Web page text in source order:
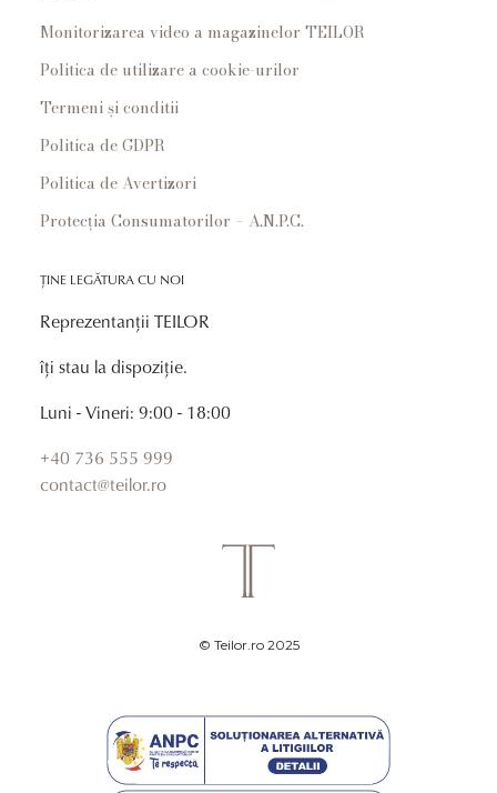
Monitorizarea video a magazinelor TEILOR
Politica de utilizare a cookie-urilor
Termeni și conditii
Politica de GDPR
Politica de Avertizori
Protecția Consumatorilor – A.N.P.C.
ȚINE LEGĂTURA CU NOI
Reprezentanții TEILOR
îți stau la dispoziție.
Luni - Vineri: 9:00 - 18:00
+40 736 555 999
contact@teilor.ro
© Teilor.ro 2025